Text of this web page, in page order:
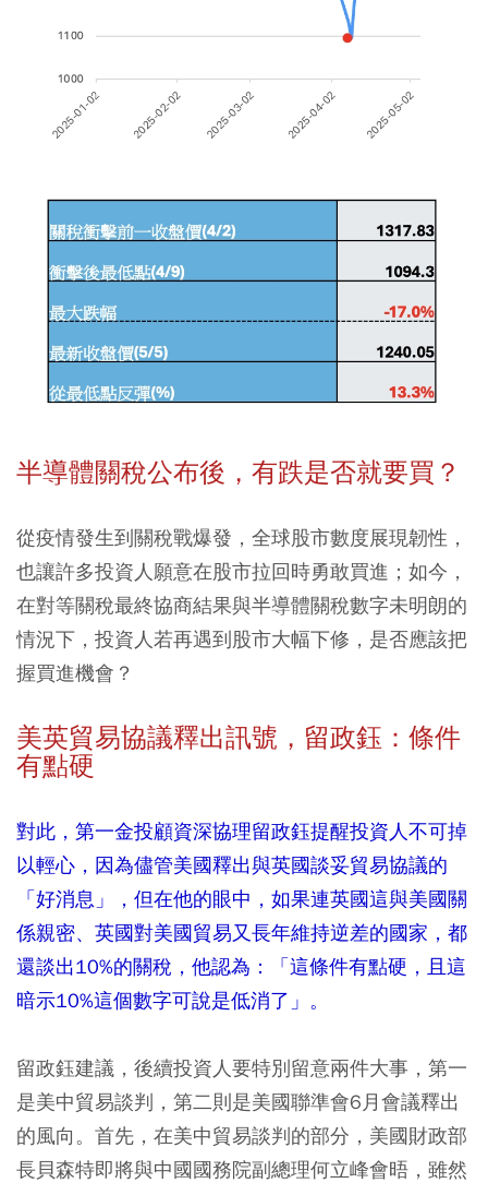
半導體關稅公布後，有跌是否就要買？
從疫情發生到關稅戰爆發，全球股市數度展現韌性，
也讓許多投資人願意在股市拉回時勇敢買進；如今，
在對等關稅最終協商結果與半導體關稅數字未明朗的
情況下，投資人若再遇到股市大幅下修，是否應該把
握買進機會？
美英貿易協議釋出訊號，留政鈺：條件
有點硬
對此，第一金投顧資深協理留政鈺提醒投資人不可掉
以輕心，因為儘管美國釋出與英國談妥貿易協議的
「好消息」，但在他的眼中，如果連英國這與美國關
係親密、英國對美國貿易又長年維持逆差的國家，都
還談出10%的關稅，他認為：「這條件有點硬，且這
暗示10%這個數字可說是低消了」。
留政鈺建議，後續投資人要特別留意兩件大事，第一
是美中貿易談判，第二則是美國聯準會6月會議釋出
的風向。首先，在美中貿易談判的部分，美國財政部
長貝森特即將與中國國務院副總理何立峰會晤，雖然